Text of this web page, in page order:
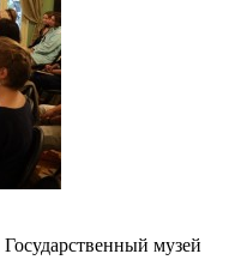
Государственный музей